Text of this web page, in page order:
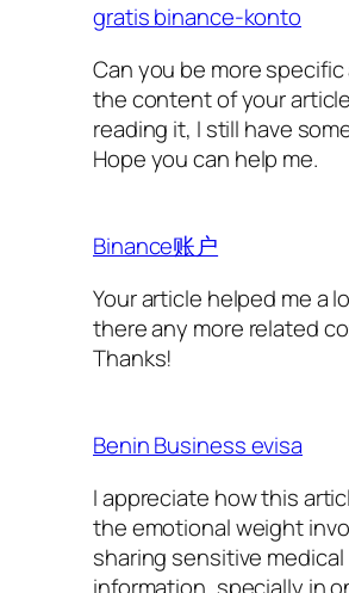
gratis binance-konto
Can you be more
the content of your
reading it, I still have
Hope you can help me.
Binance账户
Your article helped me a
there any more related
Thanks!
Benin Business evisa
I appreciate how this
the emotional weight
sharing sensitive medical